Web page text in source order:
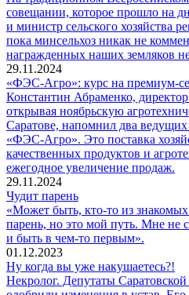
совещании, которое прошло на
и министр сельского хозяйства
пока минсельхоз никак не
награжденных наших земляков
29.11.2024
«ФЭС-Агро»: курс на премиум-
Константин Абраменко,
открывая ноябрьскую
Саратове, напомнил два
«ФЭС-Агро». Это поставка
качественных продуктов и
ежегодное увеличение продаж.
29.11.2024
Чудит парень
«Может быть, кто-то из
парень, но это мой путь. Мне не
и быть в чем-то первым».
01.12.2023
Ну когда вы уже накушаетесь?!
Некролог. Депутаты